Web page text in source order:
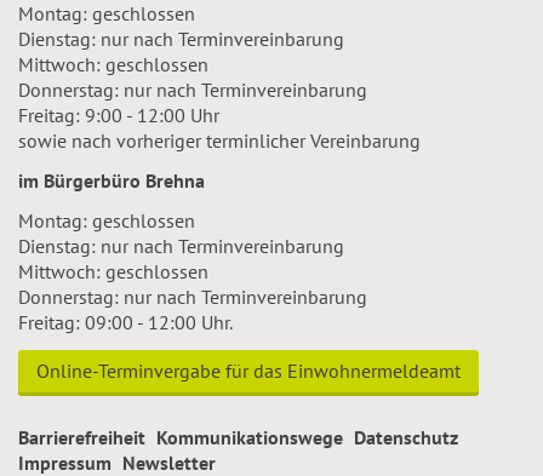
Montag: geschlossen
Dienstag: nur nach Terminvereinbarung
Mittwoch: geschlossen
Donnerstag: nur nach Terminvereinbarung
Freitag: 9:00 - 12:00 Uhr
sowie nach vorheriger terminlicher Vereinbarung
im Bürgerbüro Brehna
Montag: geschlossen
Dienstag: nur nach Terminvereinbarung
Mittwoch: geschlossen
Donnerstag: nur nach Terminvereinbarung
Freitag: 09:00 - 12:00 Uhr.
Online-Terminvergabe für das Einwohnermeldeamt
Barrierefreiheit Kommunikationswege Datenschutz
Impressum Newsletter